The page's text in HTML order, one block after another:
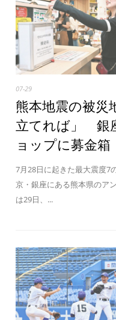
07-29
熊本地震の被災
立てれば」 銀
ョップに募金箱
7月28日に起きた最大震度7
京・銀座にある熊本県のア
は29日、...